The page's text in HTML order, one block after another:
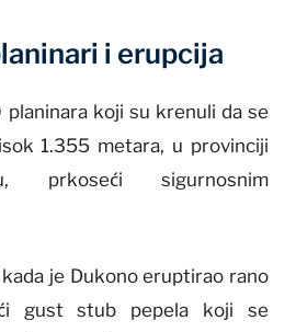
i erupcija
planinara koji su krenuli da se
1.355 metara, u provinciji
prkoseći sigurnosnim
je Dukono eruptirao rano
gust stub pepela koji se